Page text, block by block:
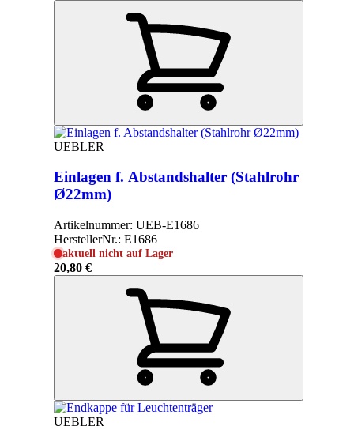
UEBLER
Einlagen f. Abstandshalter (Stahlrohr
Ø22mm)
Artikelnummer: UEB-E1686
HerstellerNr.: E1686
aktuell nicht auf Lager
20,80 €
UEBLER